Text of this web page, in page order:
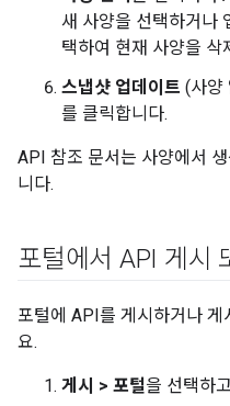
새 사양을 선택하거나
택하여 현재 사양을 삭
스냅샷 업데이트 (사양
를 클릭합니다.
API 참조 문서는 사양에서
니다.
포털에서 API 게시
포털에 API를 게시하거나 게
요.
게시 > 포털을 선택하